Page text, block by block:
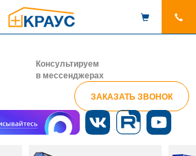
Консультируем
в мессенджерах
ЗАКАЗАТЬ ЗВОНОК